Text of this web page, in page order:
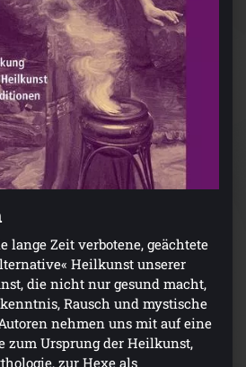
lange Zeit verbotene, geächtete
Heilkunst unserer
die nicht nur gesund macht,
Rausch und mystische
nehmen uns mit auf eine
zum Ursprung der Heilkunst,
zur Hexe als